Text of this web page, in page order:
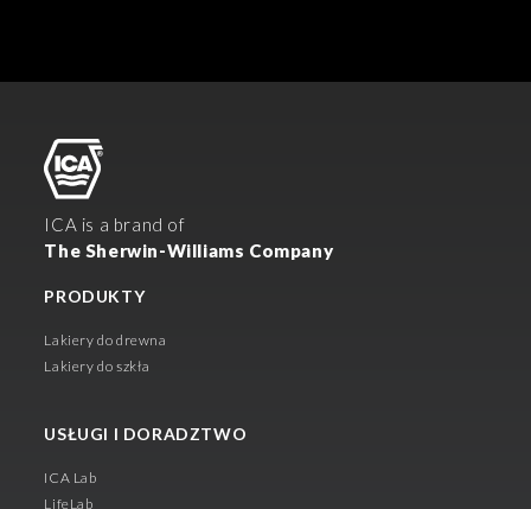
ICA is a brand of
The Sherwin-Williams Company
PRODUKTY
Lakiery do drewna
Lakiery do szkła
USŁUGI I DORADZTWO
ICA Lab
LifeLab